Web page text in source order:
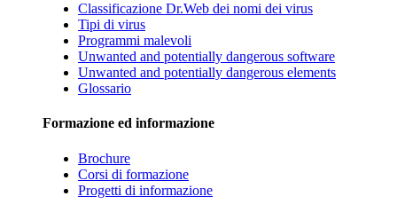
Classificazione Dr.Web dei nomi dei virus
Tipi di virus
Programmi malevoli
Unwanted and potentially dangerous software
Unwanted and potentially dangerous elements
Glossario
Formazione ed informazione
Brochure
Corsi di formazione
Progetti di informazione